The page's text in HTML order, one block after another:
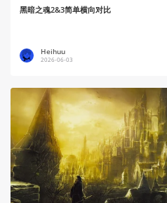
黑暗之魂2&3简单横向对比
Heihuu
2026-06-03